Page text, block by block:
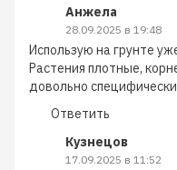
Анжела
28.09.2025 в 19:48
Использую на грунте
Растения плотные,
довольно
Ответить
Кузнецов
17.09.2025 в 11:52